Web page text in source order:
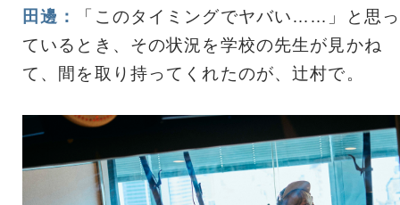
田邊：
「このタイミングでヤバい……」と思っ
ているとき、その状況を学校の先生が見かね
て、間を取り持ってくれたのが、辻村で。